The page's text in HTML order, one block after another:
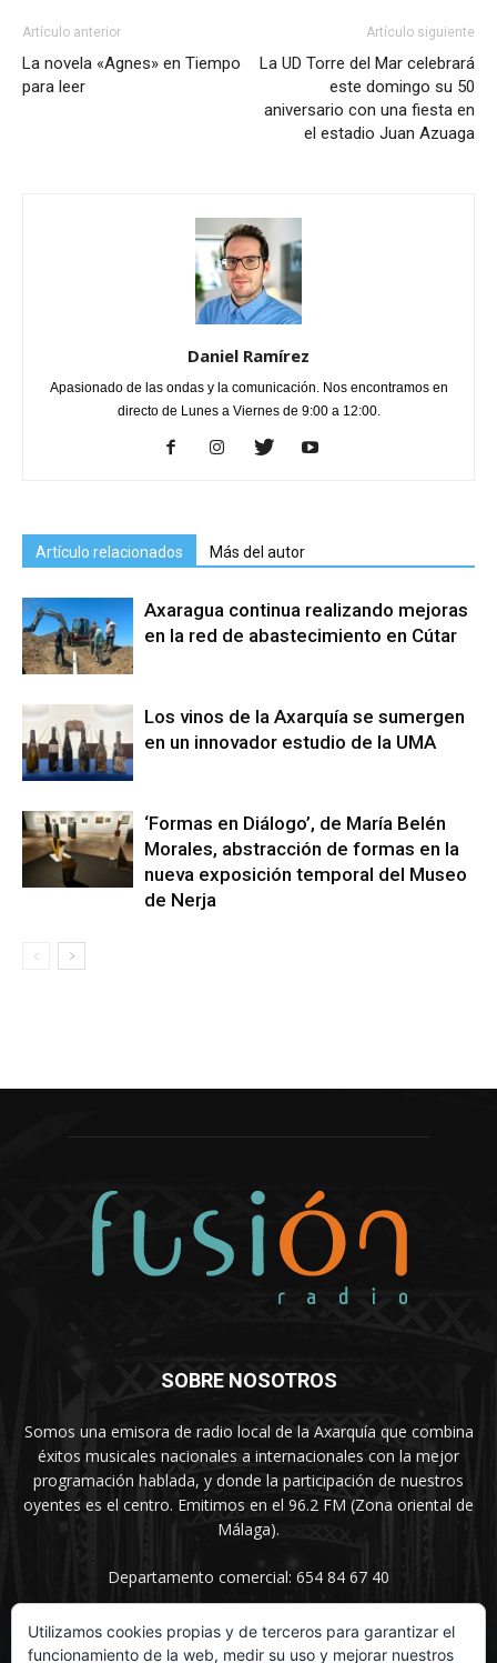
Artículo anterior
La novela «Agnes» en Tiempo
para leer
Artículo siguiente
La UD Torre del Mar celebrará
este domingo su 50
aniversario con una fiesta en
el estadio Juan Azuaga
Daniel Ramírez
Apasionado de las ondas y la comunicación. Nos encontramos en
directo de Lunes a Viernes de 9:00 a 12:00.
Artículo relacionados Más del autor
Axaragua continua realizando mejoras
en la red de abastecimiento en Cútar
Los vinos de la Axarquía se sumergen
en un innovador estudio de la UMA
‘Formas en Diálogo’, de María Belén
Morales, abstracción de formas en la
nueva exposición temporal del Museo
de Nerja
SOBRE NOSOTROS
Somos una emisora de radio local de la Axarquía que combina
éxitos musicales nacionales a internacionales con la mejor
programación hablada, y donde la participación de nuestros
oyentes es el centro. Emitimos en el 96.2 FM (Zona oriental de
Málaga).
Departamento comercial: 654 84 67 40
Utilizamos cookies propias y de terceros para garantizar el
funcionamiento de la web, medir su uso y mejorar nuestros